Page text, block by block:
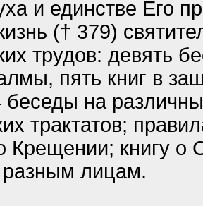
и единстве Его
(† 379)
трудов: девять
пять книг в
беседы на
трактатов;
Крещении; книгу о
лицам.